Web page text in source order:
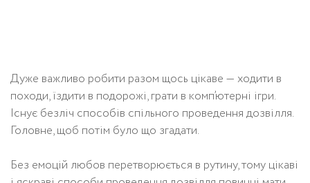
Дуже важливо робити разом щось цікаве — ходити в
походи, їздити в подорожі, грати в комп’ютерні ігри.
Існує безліч способів спільного проведення дозвілля.
Головне, щоб потім було що згадати.
Без емоцій любов перетворюється в рутину, тому цікаві